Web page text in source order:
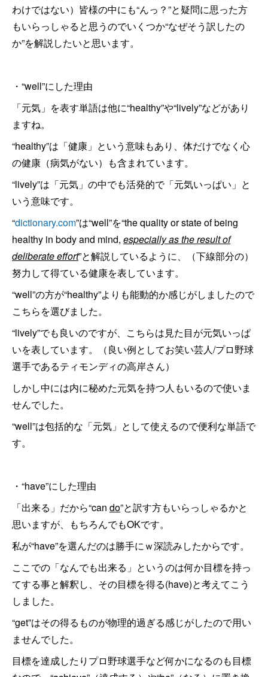
わけではない）皆様の中にも“んっ？”と疑問に思った方
もいらっしゃると思うのでいくつか“なぜそう訳したの
か”を解説したいと思います。
・“well”にした理由
「元気」を表す単語は他に“healthy”や“lively”などがあり
ますね。
“healthy”は「健康」という意味もあり、体だけでなく心
の健康（病気がない）も含まれています。
“lively”は「元気」の中でも活発的で「元気いっぱい」と
いう意味です。
“dictionary.com”は“well”を“the quality or state of being
healthy in body and mind, especially as the result of
deliberate effort”と解説しているように、（下線部分の）
努力して得ている健康を表しています。
“well”の方が“healthy”よりも能動的か感じがしましたので
こちらを選びました。
“lively”でも良いのですが、こちらは見た目が元気いっぱ
いを表しています。（良い例としてお笑い芸人/プロ野球
選手であるティモンディの高岸さん）
しかし中には内に秘めた元気を持つ人もいるので使いま
せんでした。
“well”は包括的な「元気」として使えるので便利な単語で
す。
・“have”にした理由
「出来る」だから“can do”と訳す方もいらっしゃるかと
思いますが、もちろんでもOKです。
私が“have”を選んだのは勝手にｗ深読みしたからです。
ここでの「なんでも出来る」というのは何か目標を持っ
てする事と解釈し、その目標を得る(have)と考えてこう
しました。
“get”はその得るものが物理的過ぎる感じがしたので用い
ませんでした。
目標を達成したりプロ野球選手など何かになるのも目標